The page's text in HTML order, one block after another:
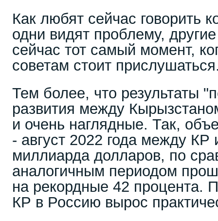
Как любят сейчас говорить
одни видят проблему,
сейчас тот самый момент,
советам стоит
Тем более, что результаты
развития между
и очень наглядные. Так,
- август 2022 года между
миллиарда долларов, по
аналогичным периодом
на рекордные 42 процента.
КР в Россию вырос